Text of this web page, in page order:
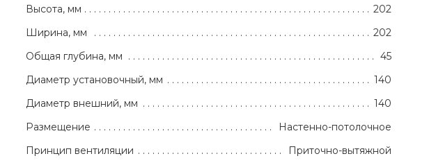
Высота, мм
202
Ширина, мм
202
Общая глубина, мм
45
Диаметр установочный, мм
140
Диаметр внешний, мм
140
Размещение
Настенно-потолочное
Принцип вентиляции
Приточно-вытяжной